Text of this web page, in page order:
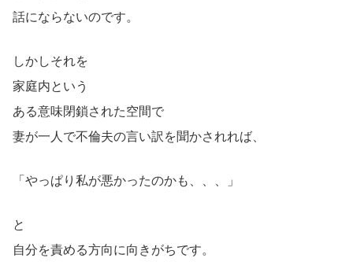
話にならないのです。
しかしそれを
家庭内という
ある意味閉鎖された空間で
妻が一人で不倫夫の言い訳を聞かされれば、
「やっぱり私が悪かったのかも、、、」
と
自分を責める方向に向きがちです。